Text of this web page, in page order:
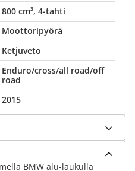
800 cm³, 4-tahti
Moottoripyörä
Ketjuveto
Enduro/cross/all road/off
road
2015
BMW alu-laukulla